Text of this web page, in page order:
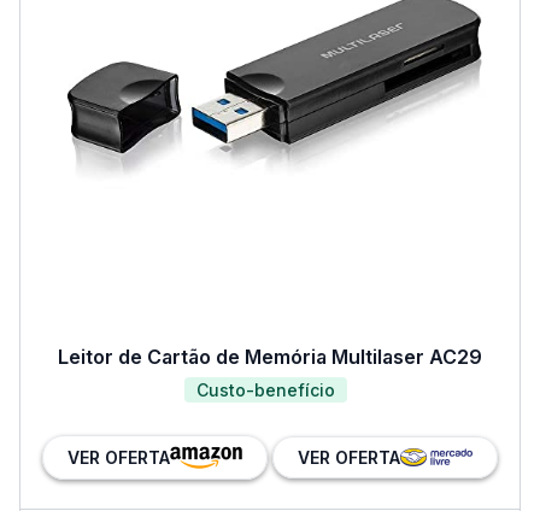
Leitor de Cartão de Memória Multilaser AC29
Custo-benefício
VER OFERTA VER OFERTA